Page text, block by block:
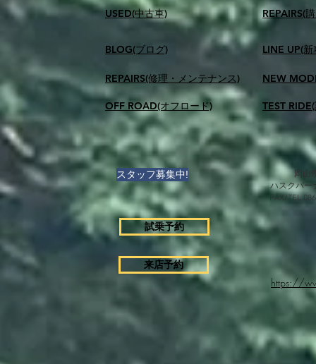
USED(中古車)
BLOG(ブログ)
REPAIRS(修理・メンテナンス)
OFF ROAD(オフロード)
​REPAIRS(
LINE UP(
NEW
TEST
スタッフ募集中!
試乗予約
来店予約
岡山
ハスクバー
FAX/TEL
https://